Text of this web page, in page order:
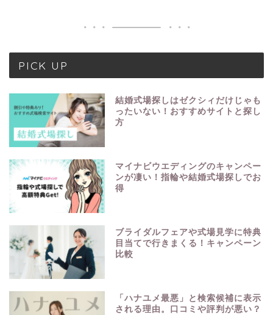
PICK UP
結婚式場探しはゼクシィだけじゃも
ったいない！おすすめサイトと探し
方
マイナビウエディングのキャンペー
ンが凄い！指輪や結婚式場探しでお
得
ブライダルフェアや式場見学に特典
目当てで行きまくる！キャンペーン
比較
「ハナユメ最悪」と検索候補に表示
される理由。口コミや評判が悪い？